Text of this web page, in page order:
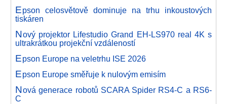
Epson celosvětově dominuje na trhu inkoustových
tiskáren
Nový projektor Lifestudio Grand EH-LS970 real 4K s
ultrakrátkou projekční vzdáleností
Epson Europe na veletrhu ISE 2026
Epson Europe směřuje k nulovým emisím
Nová generace robotů SCARA Spider RS4-C a RS6-
C